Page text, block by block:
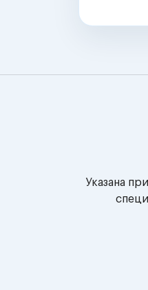
Указана